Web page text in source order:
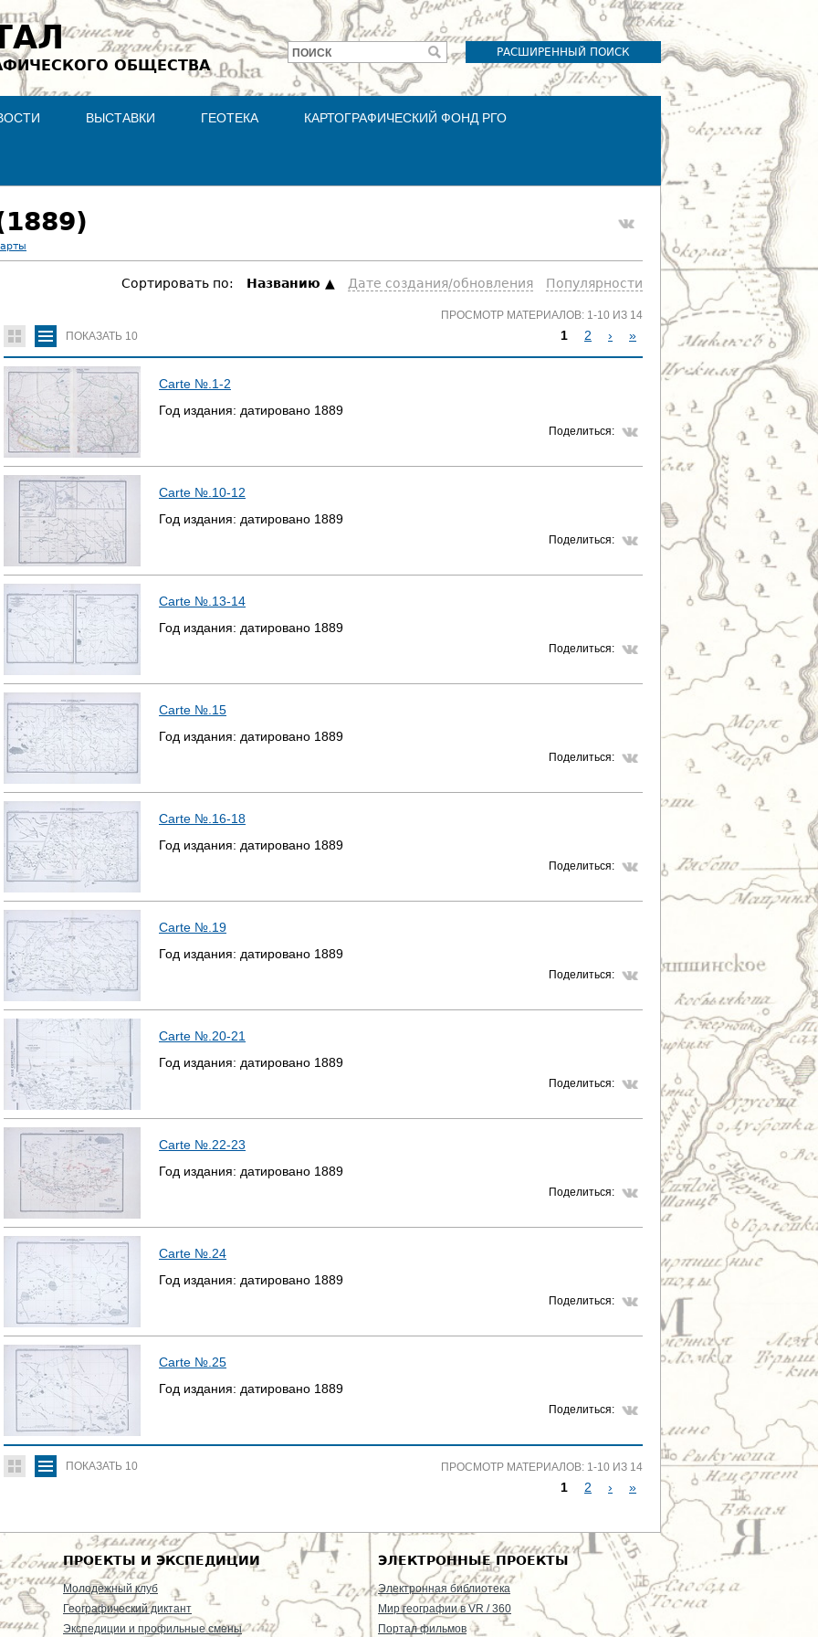
Jump to navigation
ОБЩЕСТВА
РАСШИРЕННЫЙ ПОИСК
Форма
поиска
ПОИСК
ВЫСТАВКИ ГЕОТЕКА КАРТОГРАФИЧЕСКИЙ ФОНД РГО
Сортировать по: Hазванию Дате создания/обновления Популярности
ПОКАЗАТЬ 10
ПРОСМОТР МАТЕРИАЛОВ: 1-10 ИЗ 14
С
Р
А
И
Ц
1 2 › »
Carte №.1-2
Год издания: датировано 1889
Поделиться:
Carte №.10-12
Год издания: датировано 1889
Поделиться:
Carte №.13-14
Год издания: датировано 1889
Поделиться:
Carte №.15
Год издания: датировано 1889
Поделиться:
Carte №.16-18
Год издания: датировано 1889
Поделиться:
Carte №.19
Год издания: датировано 1889
Поделиться:
Carte №.20-21
Год издания: датировано 1889
Поделиться:
Carte №.22-23
Год издания: датировано 1889
Поделиться:
Carte №.24
Год издания: датировано 1889
Поделиться:
Carte №.25
Год издания: датировано 1889
Поделиться:
ПОКАЗАТЬ 10 ПРОСМОТР МАТЕРИАЛОВ: 1-10 ИЗ 14
Т
Р
А
1 2 › »
ПРОЕКТЫ И ЭКСПЕДИЦИИ
Молодежный клуб
Географический диктант
Экспедиции и профильные смены
ЭЛЕКТРОННЫЕ ПРОЕКТЫ
Электронная библиотека
Мир географии в VR / 360
Портал фильмов